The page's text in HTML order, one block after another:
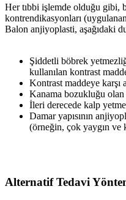
Her tıbbi işlemde olduğu gibi,
kontrendikasyonları
Balon anjiyoplasti, aşağıdaki
Şiddetli böbrek
kullanılan kontrast
Kontrast maddeye karşı
Kanama bozukluğu olan
İleri derecede kalp
Damar yapısının
(örneğin, çok yaygın ve
Alternatif Tedavi